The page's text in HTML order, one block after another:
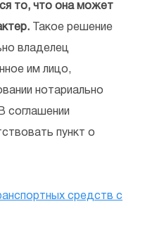
то, что она может
Такое решение
владелец
им лицо,
нотариально
соглашении
пункт о
средств с